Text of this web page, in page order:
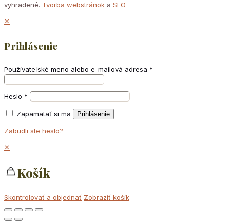
vyhradené. Tvorba webstránok a SEO
✕
Prihlásenie
Používateľské meno alebo e-mailová adresa *
Heslo *
Zapamätať si ma Prihlásenie
Zabudli ste heslo?
✕
Košík
Skontrolovať a objednať Zobraziť košík